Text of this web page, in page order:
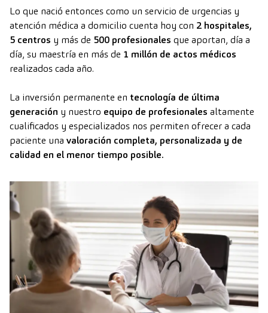
Lo que nació entonces como un servicio de urgencias y
atención médica a domicilio cuenta hoy con 2 hospitales,
5 centros y más de 500 profesionales que aportan, día a
día, su maestría en más de 1 millón de actos médicos
realizados cada año.
La inversión permanente en tecnología de última
generación y nuestro equipo de profesionales altamente
cualificados y especializados nos permiten ofrecer a cada
paciente una valoración completa, personalizada y de
calidad en el menor tiempo posible.